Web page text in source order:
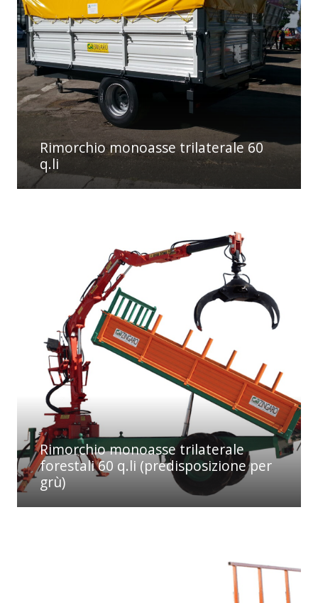
Rimorchio monoasse trilaterale 60
q.li
Rimorchio monoasse trilaterale
forestali 60 q.li (predisposizione per
grù)